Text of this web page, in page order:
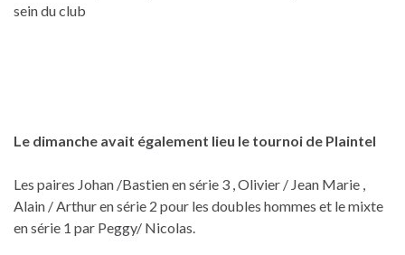
sein du club
Le dimanche avait également lieu le tournoi de Plaintel
Les paires Johan /Bastien en série 3 , Olivier / Jean Marie ,
Alain / Arthur en série 2 pour les doubles hommes et le mixte
en série 1 par Peggy/ Nicolas.